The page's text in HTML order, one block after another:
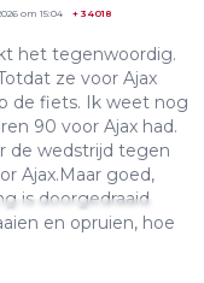
om 15:04 + 34018
het tegenwoordig.
ze voor Ajax
de fiets. Ik weet nog
90 voor Ajax had.
de wedstrijd tegen
Ajax.Maar goed,
is doorgedraaid
en opruien, hoe